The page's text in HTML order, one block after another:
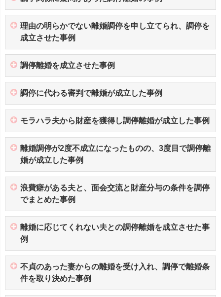
理由の明らかでない離婚調停を申し立てられ、調停を
成立させた事例
調停離婚を成立させた事例
調停に代わる審判で離婚が成立した事例
モラハラ夫から財産を獲得し調停離婚が成立した事例
離婚調停が2度不成立になったものの、3度目で調停離
婚が成立した事例
浪費癖がある夫と、面会交流と財産分与の条件を調停
でまとめた事例
離婚に応じてくれない夫との調停離婚を成立させた事
例
不貞のあった妻からの離婚を受け入れ、調停で離婚条
件を取り決めた事例